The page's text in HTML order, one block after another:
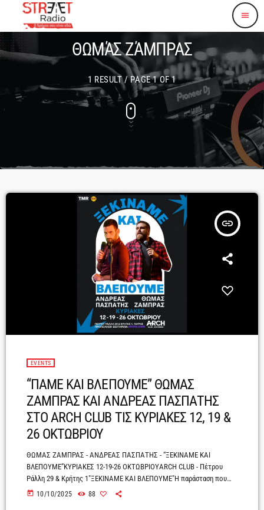
menu
ΘΩΜΆΣ ΖΆΜΠΡΑΣ
1 RESULT / PAGE 1 OF 1
insert_link
EVENTS
“ΠΑΜΕ ΚΑΙ ΒΛΕΠΟΥΜΕ” ΘΩΜΑΣ
ΖΑΜΠΡΑΣ ΚΑΙ ΑΝΔΡΕΑΣ ΠΑΣΠΑΤΗΣ
ΣΤΟ ARCH CLUB ΤΙΣ ΚΥΡΙΑΚΕΣ 12, 19 &
26 ΟΚΤΩΒΡΙΟΥ
ΘΩΜΑΣ ΖΑΜΠΡΑΣ - ΑΝΔΡΕΑΣ ΠΑΣΠΑΤΗΣ - “ΞΕΚΙΝΑΜΕ ΚΑΙ
ΒΛΕΠΟΥΜΕ”ΚΥΡΙΑΚΕΣ 12-19-26 ΟΚΤΩΒΡΙΟΥARCH CLUB - Πέτρου
Ράλλη 29 & Κρήτης 1"ΞΕΚΙΝΑΜΕ ΚΑΙ ΒΛΕΠΟΥΜΕ"Η παράσταση που
υπόσχεται... τίποτα απολύτως!Ο Θωμάς Ζάμπρας και ο Ανδρέας
today 10/10/2025 88